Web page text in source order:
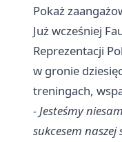
Pokaż
Już wcześniej
Reprezentacji
w gronie
treningach,
- Jesteśmy
sukcesem